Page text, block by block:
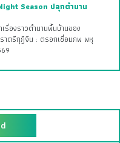
Season ปลุกตำนาน
รื่องราวตำนานพื้นบ้านของ
าตรีกุฎีจีน : ตรอกเชื่อมภพ พหุ